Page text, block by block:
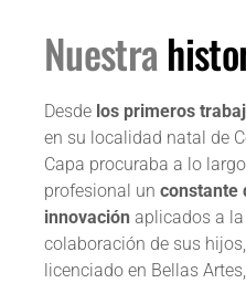
Nuestra
Desde los primeros
en su localidad natal de
Capa procuraba a lo
profesional un constante
innovación aplicados a
colaboración de sus
licenciado en Bellas